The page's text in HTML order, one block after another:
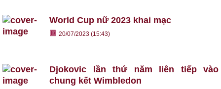
World Cup nữ 2023 khai mạc
20/07/2023 (15:43)
Djokovic lần thứ năm liên tiếp vào
chung kết Wimbledon